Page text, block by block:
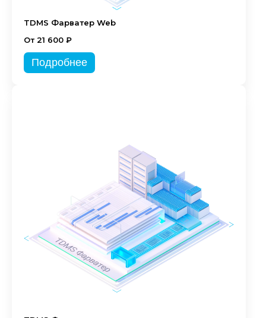
TDMS Фарватер Web
От 21 600 ₽
Подробнее